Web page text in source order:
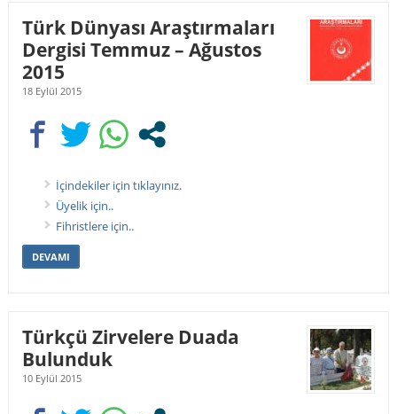
Türk Dünyası Araştırmaları
Dergisi Temmuz – Ağustos
2015
18 Eylül 2015
İçindekiler için tıklayınız.
Üyelik için..
Fihristlere için..
DEVAMI
Türkçü Zirvelere Duada
Bulunduk
10 Eylül 2015